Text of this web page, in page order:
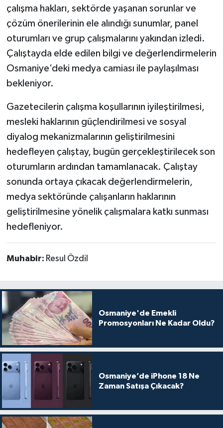
çalışma hakları, sektörde yaşanan sorunlar ve
çözüm önerilerinin ele alındığı sunumlar, panel
oturumları ve grup çalışmalarını yakından izledi.
Çalıştayda elde edilen bilgi ve değerlendirmelerin
Osmaniye’deki medya camiası ile paylaşılması
bekleniyor.
Gazetecilerin çalışma koşullarının iyileştirilmesi,
mesleki haklarının güçlendirilmesi ve sosyal
diyalog mekanizmalarının geliştirilmesini
hedefleyen çalıştay, bugün gerçekleştirilecek son
oturumların ardından tamamlanacak. Çalıştay
sonunda ortaya çıkacak değerlendirmelerin,
medya sektöründe çalışanların haklarının
geliştirilmesine yönelik çalışmalara katkı sunması
hedefleniyor.
Muhabir: Resul Özdil
Osmaniye'de Emekli
Promosyonları Ne Kadar Oldu?
Osmaniye’de iPhone 18 Ne
Zaman Satışa Çıkacak?